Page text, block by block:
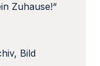
Zuhause!“
Bild